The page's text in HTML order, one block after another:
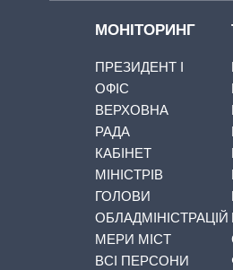
МОНІТОРИНГ
ПРЕЗИДЕНТ І
ОФІС
ВЕРХОВНА
РАДА
КАБІНЕТ
МІНІСТРІВ
ГОЛОВИ
ОБЛАДМІНІСТРАЦІЙ
МЕРИ МІСТ
ВСІ ПЕРСОНИ